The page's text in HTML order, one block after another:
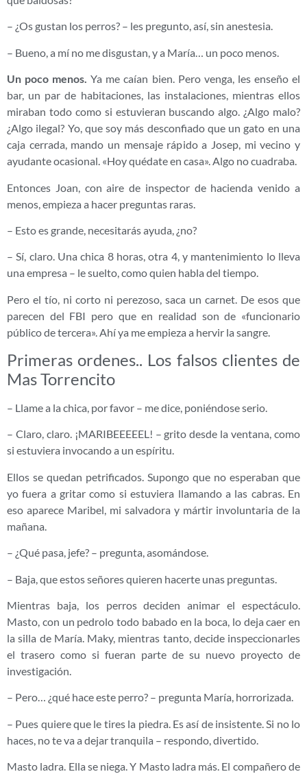
– ¿Os gustan los perros? – les pregunto, así, sin anestesia.
– Bueno, a mí no me disgustan, y a María… un poco menos.
Un poco menos. Ya me caían bien. Pero venga, les enseño el
bar, un par de habitaciones, las instalaciones, mientras ellos
miraban todo como si estuvieran buscando algo. ¿Algo malo?
¿Algo ilegal? Yo, que soy más desconfiado que un gato en una
caja cerrada, mando un mensaje rápido a Josep, mi vecino y
ayudante ocasional. «Hoy quédate en casa». Algo no cuadraba.
Entonces Joan, con aire de inspector de hacienda venido a
menos, empieza a hacer preguntas raras.
– Esto es grande, necesitarás ayuda, ¿no?
– Sí, claro. Una chica 8 horas, otra 4, y mantenimiento lo lleva
una empresa – le suelto, como quien habla del tiempo.
Pero el tío, ni corto ni perezoso, saca un carnet. De esos que
parecen del FBI pero que en realidad son de «funcionario
público de tercera». Ahí ya me empieza a hervir la sangre.
Primeras ordenes.. Los falsos clientes de
Mas Torrencito
– Llame a la chica, por favor – me dice, poniéndose serio.
– Claro, claro. ¡MARIBEEEEEL! – grito desde la ventana, como
si estuviera invocando a un espíritu.
Ellos se quedan petrificados. Supongo que no esperaban que
yo fuera a gritar como si estuviera llamando a las cabras. En
eso aparece Maribel, mi salvadora y mártir involuntaria de la
mañana.
– ¿Qué pasa, jefe? – pregunta, asomándose.
– Baja, que estos señores quieren hacerte unas preguntas.
Mientras baja, los perros deciden animar el espectáculo.
Masto, con un pedrolo todo babado en la boca, lo deja caer en
la silla de María. Maky, mientras tanto, decide inspeccionarles
el trasero como si fueran parte de su nuevo proyecto de
investigación.
– Pero… ¿qué hace este perro? – pregunta María, horrorizada.
– Pues quiere que le tires la piedra. Es así de insistente. Si no lo
haces, no te va a dejar tranquila – respondo, divertido.
Masto ladra. Ella se niega. Y Masto ladra más. El compañero de